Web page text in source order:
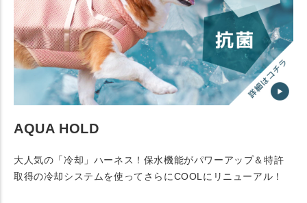
AQUA HOLD
大人気の「冷却」ハーネス！保水機能がパワーアップ＆特許
取得の冷却システムを使ってさらにCOOLにリニューアル！